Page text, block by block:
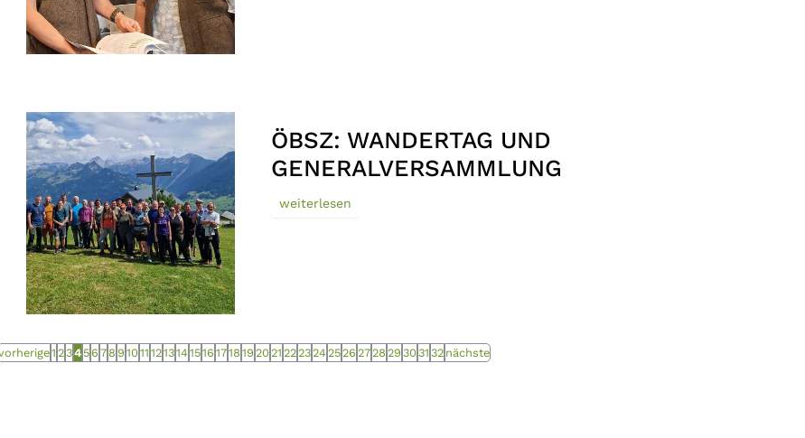
ÖBSZ: WANDERTAG UND
GENERALVERSAMMLUNG
weiterlesen
1 234 56 7 8 9 10 11 1213141516 1718 19 20 21 2223242526 2728 29 30 31 32 nächste